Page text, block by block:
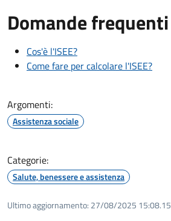
Domande frequenti
Cos'è l'ISEE?
Come fare per calcolare l'ISEE?
Argomenti:
Assistenza sociale
Categorie:
Salute, benessere e assistenza
Ultimo aggiornamento: 27/08/2025 15:08.15